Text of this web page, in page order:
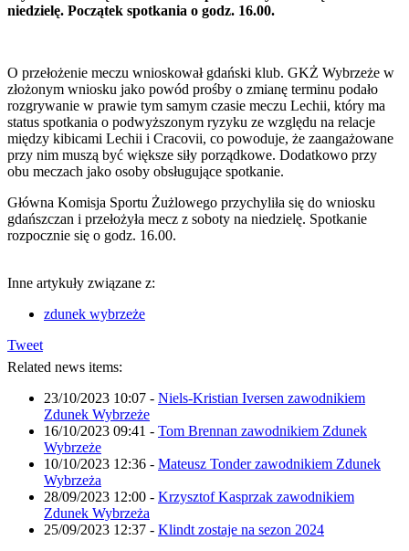
niedzielę. Początek spotkania o godz. 16.00.
O przełożenie meczu wnioskował gdański klub. GKŻ Wybrzeże w
złożonym wniosku jako powód prośby o zmianę terminu podało
rozgrywanie w prawie tym samym czasie meczu Lechii, który ma
status spotkania o podwyższonym ryzyku ze względu na relacje
między kibicami Lechii i Cracovii, co powoduje, że zaangażowane
przy nim muszą być większe siły porządkowe. Dodatkowo przy
obu meczach jako osoby obsługujące spotkanie.
Główna Komisja Sportu Żużlowego przychyliła się do wniosku
gdańszczan i przełożyła mecz z soboty na niedzielę. Spotkanie
rozpocznie się o godz. 16.00.
Inne artykuły związane z:
zdunek wybrzeże
Tweet
Related news items:
23/10/2023 10:07 - Niels-Kristian Iversen zawodnikiem
Zdunek Wybrzeże
16/10/2023 09:41 - Tom Brennan zawodnikiem Zdunek
Wybrzeże
10/10/2023 12:36 - Mateusz Tonder zawodnikiem Zdunek
Wybrzeża
28/09/2023 12:00 - Krzysztof Kasprzak zawodnikiem
Zdunek Wybrzeża
25/09/2023 12:37 - Klindt zostaje na sezon 2024